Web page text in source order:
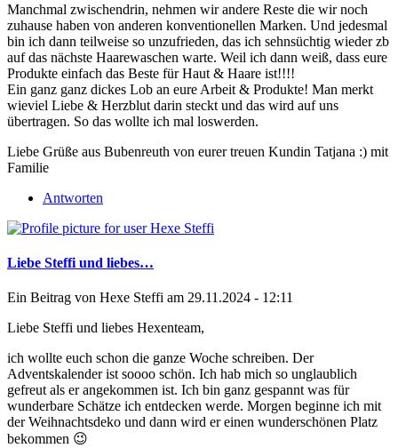
Manchmal zwischendrin, nehmen wir andere Reste die wir noch
zuhause haben von anderen konventionellen Marken. Und jedesmal
bin ich dann teilweise so unzufrieden, das ich sehnsüchtig wieder zb
auf das nächste Haarewaschen warte. Weil ich dann weiß, dass eure
Produkte einfach das Beste für Haut & Haare ist!!!!
Ein ganz ganz dickes Lob an eure Arbeit & Produkte! Man merkt
wieviel Liebe & Herzblut darin steckt und das wird auf uns
übertragen. So das wollte ich mal loswerden.
Liebe Grüße aus Bubenreuth von eurer treuen Kundin Tatjana :) mit
Familie
Antworten
Liebe Steffi und liebes…
Ein Beitrag von Hexe Steffi am 29.11.2024 - 12:11
Liebe Steffi und liebes Hexenteam,
ich wollte euch schon die ganze Woche schreiben. Der
Adventskalender ist soooo schön. Ich hab mich so unglaublich
gefreut als er angekommen ist. Ich bin ganz gespannt was für
wunderbare Schätze ich entdecken werde. Morgen beginne ich mit
der Weihnachtsdeko und dann wird er einen wunderschönen Platz
bekommen 😉